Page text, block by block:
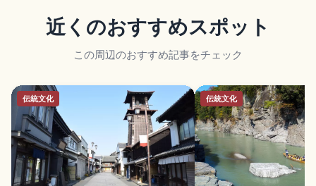
近くのおすすめスポット
この周辺のおすすめ記事をチェック
伝統文化 伝統文化